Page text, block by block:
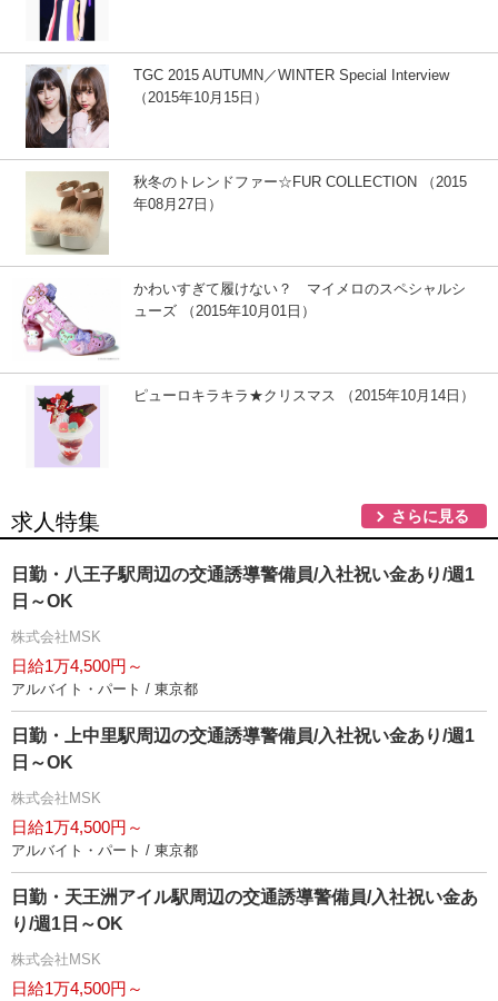
TGC 2015 AUTUMN／WINTER Special Interview
（2015年10月15日）
秋冬のトレンドファー☆FUR COLLECTION （2015
年08月27日）
かわいすぎて履けない？ マイメロのスペシャルシ
ューズ （2015年10月01日）
ピューロキラキラ★クリスマス （2015年10月14日）
求人特集 さらに見る
日勤・八王子駅周辺の交通誘導警備員/入社祝い金あり/週1
日～OK
株式会社MSK
日給1万4,500円～
アルバイト・パート / 東京都
日勤・上中里駅周辺の交通誘導警備員/入社祝い金あり/週1
日～OK
株式会社MSK
日給1万4,500円～
アルバイト・パート / 東京都
日勤・天王洲アイル駅周辺の交通誘導警備員/入社祝い金あ
り/週1日～OK
株式会社MSK
日給1万4,500円～